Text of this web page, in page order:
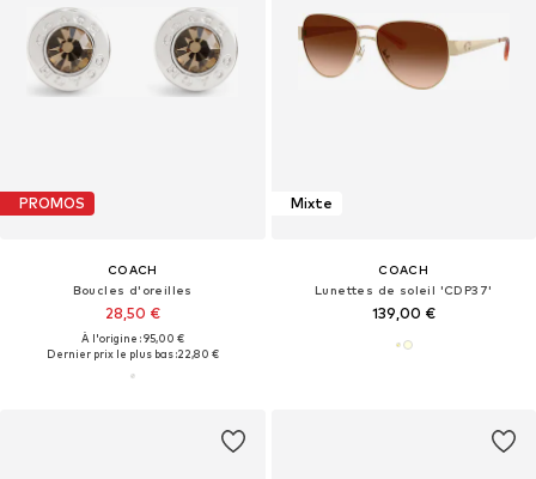
PROMOS
COACH
Boucles d'oreilles
28,50 €
À l'origine : 95,00 €
Dernier prix le plus bas :22,80 €
Mixte
COACH
Lunettes de soleil 'CDP37'
139,00 €